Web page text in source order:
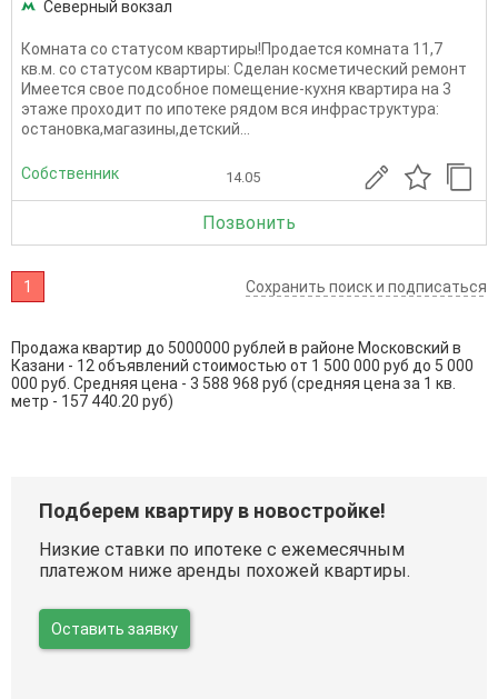
Северный вокзал
Комната со статусом квартиры!Продается комната 11,7
кв.м. со статусом квартиры: Сделан косметический ремонт
Имеется свое подсобное помещение-кухня квартира на 3
этаже проходит по ипотеке рядом вся инфраструктура:
остановка,магазины,детский...
Собственник 14.05
Позвонить
1 Сохранить поиск и подписаться
Продажа квартир до 5000000 рублей в районе Московский в
Казани - 12 объявлений стоимостью от 1 500 000 руб до 5 000
000 руб. Средняя цена - 3 588 968 руб (средняя цена за 1 кв.
метр - 157 440.20 руб)
Подберем квартиру в новостройке!
Низкие ставки по ипотеке с ежемесячным
платежом ниже аренды похожей квартиры.
Оставить заявку